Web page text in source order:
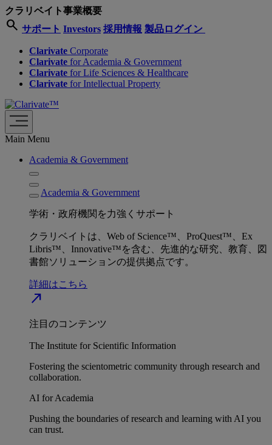
クラリベイト事業概要
search サポート Investors 採用情報 製品ログイン
Clarivate Corporate
Clarivate for Academia & Government
Clarivate for Life Sciences & Healthcare
Clarivate for Intellectual Property
Main Menu
Academia & Government
Academia & Government
学術・政府機関を力強くサポート
クラリベイトは、Web of Science™、ProQuest™、Ex
Libris™、Innovative™を含む、先進的な研究、教育、図
書館ソリューションの提供拠点です。
詳細はこちら
north_east
注目のコンテンツ
The Institute for Scientific Information
Fostering the scientometric community through research and
collaboration.
AI for Academia
Pushing the boundaries of research and learning with AI you
can trust.